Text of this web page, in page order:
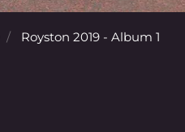
Royston 2019 - Album 1